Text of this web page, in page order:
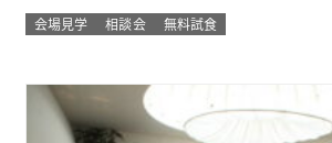
ウェディング試食も結婚式の挙式体験も披
も！！ いろいろな体験が気軽にできるよ
当日の過ごし方も体験して…
会場見学 相談会 無料試食